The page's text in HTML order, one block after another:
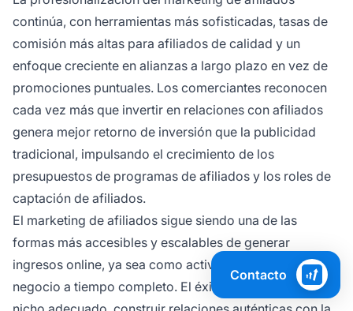
continúa, con herramientas más sofisticadas, tasas de
comisión más altas para afiliados de calidad y un
enfoque creciente en alianzas a largo plazo en vez de
promociones puntuales. Los comerciantes reconocen
cada vez más que invertir en relaciones con afiliados
genera mejor retorno de inversión que la publicidad
tradicional, impulsando el crecimiento de los
presupuestos de programas de afiliados y los roles de
captación de afiliados.
El marketing de afiliados sigue siendo una de las
formas más accesibles y escalables de generar
ingresos online, ya sea como actividad secundaria o
negocio a tiempo completo. El éxito requiere elegir el
Contacto